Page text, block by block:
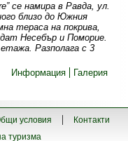
се намира в Равда, ул.
близо до Южния
тераса на покрива,
Несебър и Поморие.
Разполага с 3
Информация
Галерия
условия
Контакти
туризма